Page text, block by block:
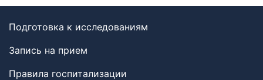
Подготовка к исследованиям
Запись на прием
Правила госпитализации